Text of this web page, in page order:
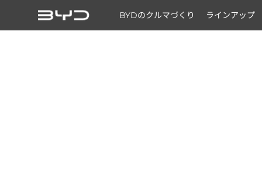
BYDのクルマづくり ラインアップ